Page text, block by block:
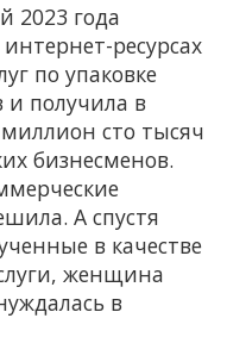
2023 года
ресурсах
по упаковке
и получила в
сто тысяч
бизнесменов.
А спустя
в качестве
женщина
в